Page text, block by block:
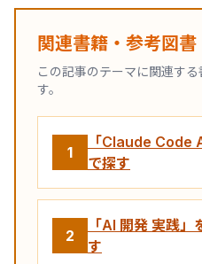
関連書籍・参考図書
この記事のテーマに関連す
す。
1
「Claude Code
で探す
2
「AI 開発 実践
す